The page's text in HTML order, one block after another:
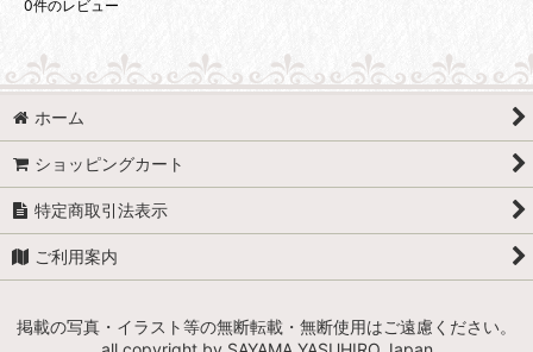
0件のレビュー
ホーム
ショッピングカート
特定商取引法表示
ご利用案内
掲載の写真・イラスト等の無断転載・無断使用はご遠慮ください。